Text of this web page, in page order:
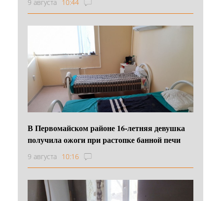
9 августа 10:44
В Первомайском районе 16‑летняя девушка
получила ожоги при растопке банной печи
9 августа 10:16